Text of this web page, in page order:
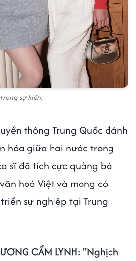
sự kiện.
thông Trung Quốc đánh
hóa giữa hai nước trong
sĩ đã tích cực quảng bá
hoá Việt và mong có
sự nghiệp tại Trung
CẨM LYNH: "Nghịch